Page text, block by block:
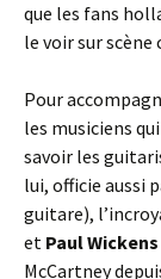
que les fans
le voir sur scène
Pour
les musiciens
savoir les
lui, officie aussi
guitare),
et Paul Wickens
McCartney